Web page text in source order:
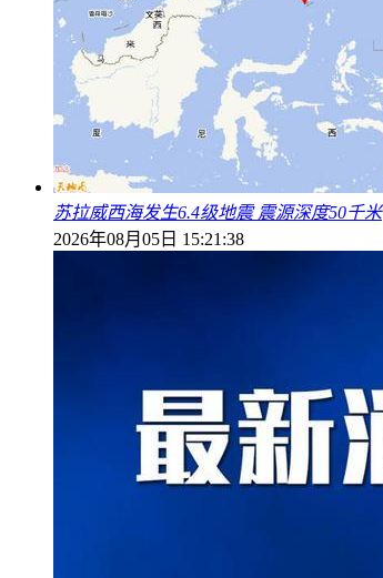
苏拉威西海发生6.4级地震 震源深度50千米
2026年08月05日 15:21:38